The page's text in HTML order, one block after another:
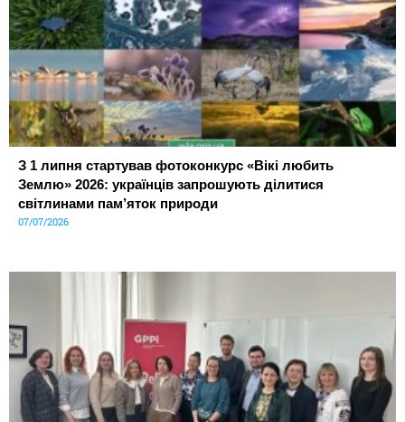
З 1 липня стартував фотоконкурс «Вікі любить
Землю» 2026: українців запрошують ділитися
світлинами пам’яток природи
07/07/2026